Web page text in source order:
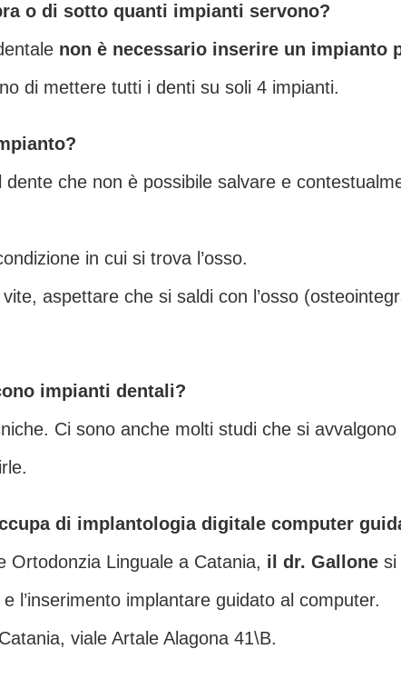
o di sotto quanti impianti servono?
non è necessario inserire un impianto
di mettere tutti i denti su soli 4 impianti.
che non è possibile salvare e
in cui si trova l’osso.
aspettare che si saldi con l’osso
impianti dentali?
Ci sono anche molti studi che si avvalgono
di implantologia digitale computer
Ortodonzia Linguale a Catania, il dr. Gallone si
l’inserimento implantare guidato al computer.
viale Artale Alagona 41\B.